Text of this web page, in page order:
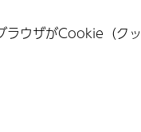
ラウザがCookie（クッ